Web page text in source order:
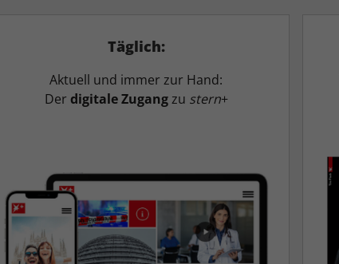
Täglich:
Aktuell und immer zur Hand:
Der digitale Zugangzu stern+